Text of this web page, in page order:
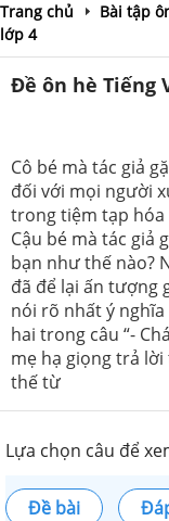
Trang chủ
Bài tập
lớp 4
Đề ôn hè Tiếng
Cô bé mà tác giả
đối với mọi người
trong tiệm tạp hóa
Cậu bé mà tác giả
bạn như thế nào?
đã để lại ấn tượng
nói rõ nhất ý
hai trong câu “-
mẹ hạ giọng trả lời
thế từ
Lựa chọn câu để
Đề bài